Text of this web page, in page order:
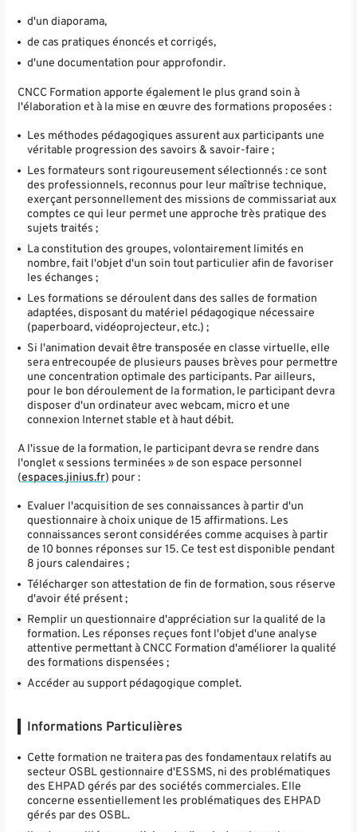
d'un diaporama,
de cas pratiques énoncés et corrigés,
d'une documentation pour approfondir.
CNCC Formation apporte également le plus grand soin à
l'élaboration et à la mise en œuvre des formations proposées :
Les méthodes pédagogiques assurent aux participants une
véritable progression des savoirs & savoir-faire ;
Les formateurs sont rigoureusement sélectionnés : ce sont
des professionnels, reconnus pour leur maîtrise technique,
exerçant personnellement des missions de commissariat aux
comptes ce qui leur permet une approche très pratique des
sujets traités ;
La constitution des groupes, volontairement limités en
nombre, fait l'objet d'un soin tout particulier afin de favoriser
les échanges ;
Les formations se déroulent dans des salles de formation
adaptées, disposant du matériel pédagogique nécessaire
(paperboard, vidéoprojecteur, etc.) ;
Si l'animation devait être transposée en classe virtuelle, elle
sera entrecoupée de plusieurs pauses brèves pour permettre
une concentration optimale des participants. Par ailleurs,
pour le bon déroulement de la formation, le participant devra
disposer d'un ordinateur avec webcam, micro et une
connexion Internet stable et à haut débit.
A l'issue de la formation, le participant devra se rendre dans
l'onglet « sessions terminées » de son espace personnel
(espaces.jinius.fr) pour :
Evaluer l'acquisition de ses connaissances à partir d'un
questionnaire à choix unique de 15 affirmations. Les
connaissances seront considérées comme acquises à partir
de 10 bonnes réponses sur 15. Ce test est disponible pendant
8 jours calendaires ;
Télécharger son attestation de fin de formation, sous réserve
d'avoir été présent ;
Remplir un questionnaire d'appréciation sur la qualité de la
formation. Les réponses reçues font l'objet d'une analyse
attentive permettant à CNCC Formation d'améliorer la qualité
des formations dispensées ;
Accéder au support pédagogique complet.
Informations Particulières
Cette formation ne traitera pas des fondamentaux relatifs au
secteur OSBL gestionnaire d'ESSMS, ni des problématiques
des EHPAD gérés par des sociétés commerciales. Elle
concerne essentiellement les problématiques des EHPAD
gérés par des OSBL.